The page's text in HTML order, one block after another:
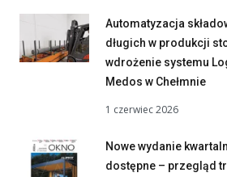
Automatyzacja
długich w produkcji
wdrożenie systemu
Medos w Chełmnie
1 czerwiec 2026
Nowe wydanie
dostępne – przegląd